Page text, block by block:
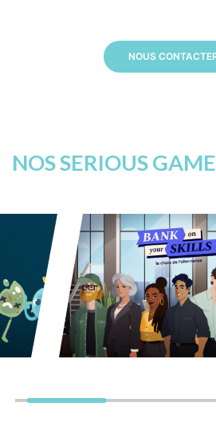
NOUS
NOS SERIOUS